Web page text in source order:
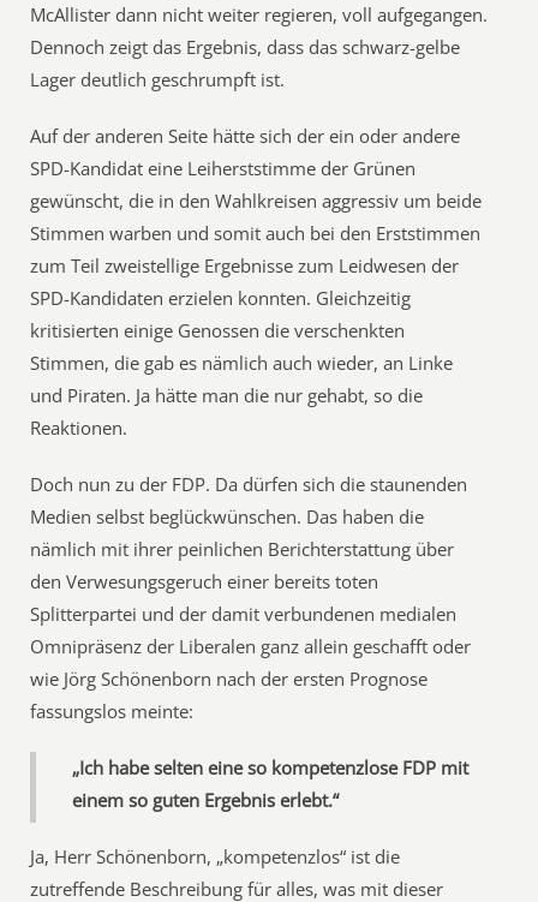
McAllister dann nicht weiter regieren, voll aufgegangen.
Dennoch zeigt das Ergebnis, dass das schwarz-gelbe
Lager deutlich geschrumpft ist.
Auf der anderen Seite hätte sich der ein oder andere
SPD-Kandidat eine Leiherststimme der Grünen
gewünscht, die in den Wahlkreisen aggressiv um beide
Stimmen warben und somit auch bei den Erststimmen
zum Teil zweistellige Ergebnisse zum Leidwesen der
SPD-Kandidaten erzielen konnten. Gleichzeitig
kritisierten einige Genossen die verschenkten
Stimmen, die gab es nämlich auch wieder, an Linke
und Piraten. Ja hätte man die nur gehabt, so die
Reaktionen.
Doch nun zu der FDP. Da dürfen sich die staunenden
Medien selbst beglückwünschen. Das haben die
nämlich mit ihrer peinlichen Berichterstattung über
den Verwesungsgeruch einer bereits toten
Splitterpartei und der damit verbundenen medialen
Omnipräsenz der Liberalen ganz allein geschafft oder
wie Jörg Schönenborn nach der ersten Prognose
fassungslos meinte:
„Ich habe selten eine so kompetenzlose FDP mit
einem so guten Ergebnis erlebt.“
Ja, Herr Schönenborn, „kompetenzlos“ ist die
zutreffende Beschreibung für alles, was mit dieser